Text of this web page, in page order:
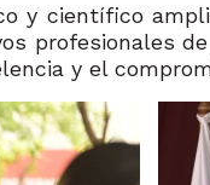
y científico
profesionales
y el